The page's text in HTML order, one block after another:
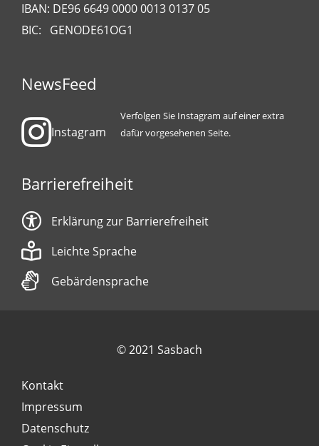
IBAN: DE96 6649 0000 0013 0137 05
BIC: GENODE61OG1
NewsFeed
Instagram
Verfolgen Sie Instagram auf einer extra
dafür vorgesehenen Seite.
Barrierefreiheit
Erklärung zur Barrierefreiheit
Leichte Sprache
Gebärdensprache
© 2021 Sasbach
Kontakt
Impressum
Datenschutz